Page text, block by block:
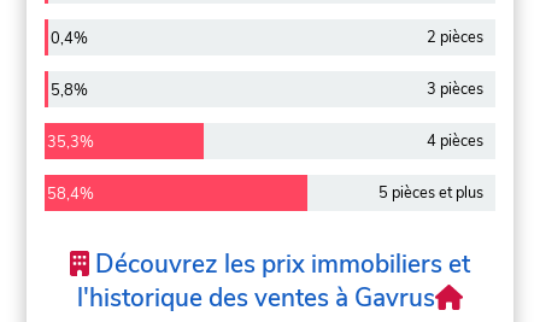
0,4% 2 pièces
5,8% 3 pièces
35,3% 4 pièces
58,4% 5 pièces et plus
Découvrez les prix immobiliers et
l'historique des ventes à Gavrus